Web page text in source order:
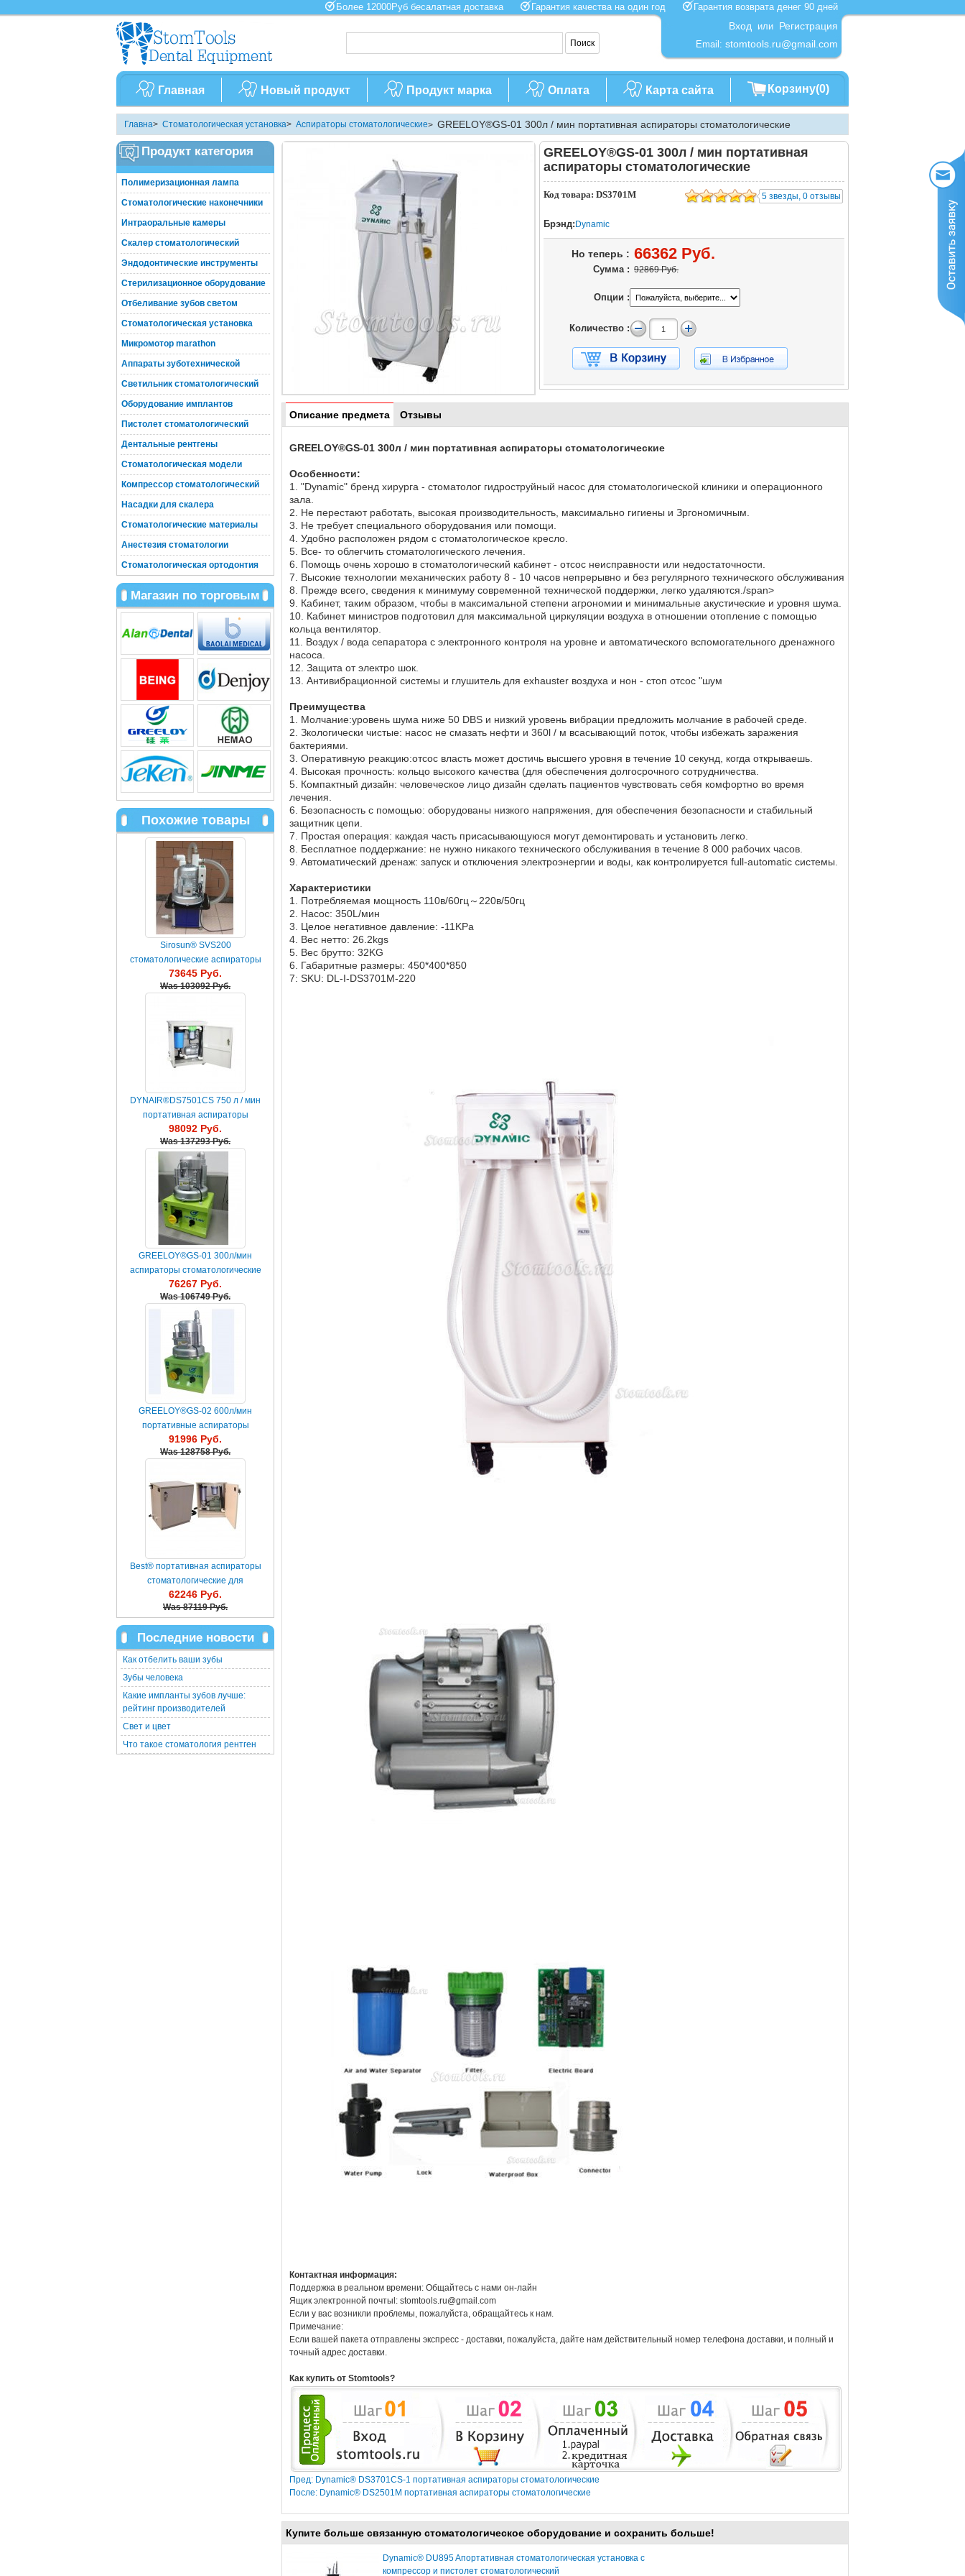
Более 12000Руб бесалатная доставка Гарантия качества на один год Гарантия возврата денег 90 дней
Вход или Регистрация
Email: stomtools.ru@gmail.com
Главная Новый продукт Продукт марка Оплата Карта сайта Корзину(0)
Главна> Стоматологическая установка> Аспираторы стоматологические> GREELOY®GS-01 300л / мин портативная аспираторы стоматологические
GREELOY®GS-01 300л / мин портативная
аспираторы стоматологические
Код товара: DS3701M 5 звезды, 0 отзывы
Брэнд: Dynamic
Но теперь : 66362 Руб.
Сумма : 92869 Руб.
Опции :
Количество :
Описание предмета Отзывы
GREELOY®GS-01 300л / мин портативная аспираторы стоматологические
Особенности:
1. "Dynamic" бренд хирурга - стоматолог гидроструйный насос для стоматологической клиники и операционного
зала.
2. Не перестают работать, высокая производительность, максимально гигиены и Зргономичным.
3. Не требует специального оборудования или помощи.
4. Удобно расположен рядом с стоматологическое кресло.
5. Все- то облегчить стоматологического лечения.
6. Помощь очень хорошо в стоматологический кабинет - отсос неисправности или недостаточности.
7. Высокие технологии механических работу 8 - 10 часов непрерывно и без регулярного технического обслуживания
8. Прежде всего, сведения к минимуму современной технической поддержки, легко удаляются./span>
9. Кабинет, таким образом, чтобы в максимальной степени агрономии и минимальные акустические и уровня шума.
10. Кабинет министров подготовил для максимальной циркуляции воздуха в отношении отопление с помощью
кольца вентилятор.
11. Воздух / вода сепаратора с электронного контроля на уровне и автоматического вспомогательного дренажного
насоса.
12. Защита от электро шок.
13. Антивибрационной системы и глушитель для exhauster воздуха и нон - стоп отсос "шум
Преимущества
1. Молчание:уровень шума ниже 50 DBS и низкий уровень вибрации предложить молчание в рабочей среде.
2. Зкологически чистые: насос не смазать нефти и 360l / м всасывающий поток, чтобы избежать заражения
бактериями.
3. Оперативную реакцию:отсос власть может достичь высшего уровня в течение 10 секунд, когда открываешь.
4. Высокая прочность: кольцо высокого качества (для обеспечения долгосрочного сотрудничества.
5. Компактный дизайн: человеческое лицо дизайн сделать пациентов чувствовать себя комфортно во время
лечения.
6. Безопасность с помощью: оборудованы низкого напряжения, для обеспечения безопасности и стабильный
защитник цепи.
7. Простая операция: каждая часть присасывающуюся могут демонтировать и установить легко.
8. Бесплатное поддержание: не нужно никакого технического обслуживания в течение 8 000 рабочих часов.
9. Автоматический дренаж: запуск и отключения электроэнергии и воды, как контролируется full-automatic системы.
Характеристики
1. Потребляемая мощность 110в/60гц～220в/50гц
2. Насос: 350L/мин
3. Целое негативное давление: -11KPa
4. Вес нетто: 26.2kgs
5. Вес брутто: 32KG
6. Габаритные размеры: 450*400*850
7: SKU: DL-I-DS3701M-220
Контактная информация:
Поддержка в реальном времени: Общайтесь с нами он-лайн
Ящик электронной почтыl: stomtools.ru@gmail.com
Если у вас возникли проблемы, пожалуйста, обращайтесь к нам.
Примечание:
Если вашей пакета отправлены экспресс - доставки, пожалуйста, дайте нам действительный номер телефона доставки, и полный и
точный адрес доставки.
Как купить от Stomtools?
Пред: Dynamic® DS3701CS-1 портативная аспираторы стоматологические
После: Dynamic® DS2501M портативная аспираторы стоматологические
Купите больше связанную стоматологическое оборудование и сохранить больше!
Dynamic® DU895 Aпортативная стоматологическая установка с
компрессор и пистолет стоматологический
Продукт категория
Полимеризационная лампа
Стоматологические наконечники
Интраоральные камеры
Скалер стоматологический
Эндодонтические инструменты
Стерилизационное оборудование
Отбеливание зубов светом
Стоматологическая установка
Микромотор marathon
Аппараты зуботехнической
Светильник стоматологический
Оборудование имплантов
Пистолет стоматологический
Дентальные рентгены
Стоматологическая модели
Компрессор стоматологический
Насадки для скалера
Стоматологические материалы
Анестезия стоматологии
Стоматологическая ортодонтия
Магазин по торговым
Похожие товары
Sirosun® SVS200
стоматологические аспираторы
стоматологические Combi 550w
73645 Руб.
Was103092 Руб.
DYNAIR®DS7501CS 750 л / мин
портативная аспираторы
стоматологические
98092 Руб.
Was137293 Руб.
GREELOY®GS-01 300л/мин
аспираторы стоматологические
76267 Руб.
Was106749 Руб.
GREELOY®GS-02 600л/мин
портативные аспираторы
стоматологические для
стоматологии
91996 Руб.
Was128758 Руб.
Best® портативная аспираторы
стоматологические для
стоматологии клиники и хирург...
62246 Руб.
Was87119 Руб.
Последние новости
Как отбелить ваши зубы
Зубы человека
Какие импланты зубов лучше:
рейтинг производителей
Свет и цвет
Что такое стоматология рентген